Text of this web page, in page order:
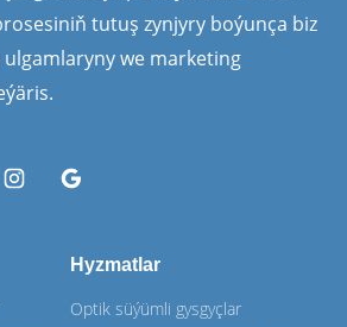
tutuş zynjyry boýunça biz
we marketing
Hyzmatlar
Optik süýümli gysgyçlar